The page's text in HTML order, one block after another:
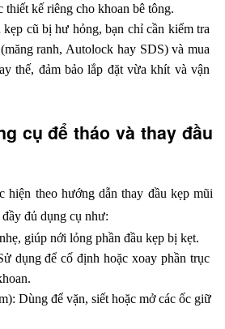
thiết kế riêng cho khoan bê tông.
kẹp cũ bị hư hỏng, bạn chỉ cần kiểm tra
ranh, Autolock hay SDS) và mua
thế, đảm bảo lắp đặt vừa khít và vận
cụ để tháo và thay đầu
hiện theo hướng dẫn thay đầu kẹp mũi
đủ dụng cụ như:
giúp nới lỏng phần đầu kẹp bị kẹt.
dụng để cố định hoặc xoay phần trục
Dùng để vặn, siết hoặc mở các ốc giữ